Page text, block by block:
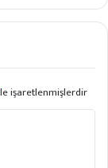
işaretlenmişlerdir